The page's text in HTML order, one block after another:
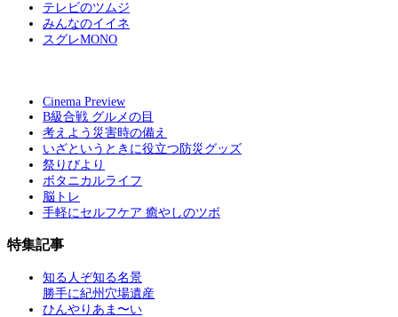
テレビのツムジ
みんなのイイネ
スグレMONO
Cinema Preview
B級合戦 グルメの目
考えよう災害時の備え
いざというときに役立つ防災グッズ
祭りびより
ボタニカルライフ
脳トレ
手軽にセルフケア 癒やしのツボ
特集記事
知る人ぞ知る名景
勝手に紀州穴場遺産
ひんやりあま〜い